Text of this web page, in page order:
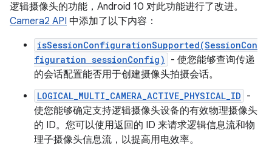
逻辑摄像头的功能，Android 10 对此功能进行了改进。
Camera2 API 中添加了以下内容：
isSessionConfigurationSupported(SessionCon
figuration sessionConfig)
- 使您能够查询传递
的会话配置能否用于创建摄像头拍摄会话。
LOGICAL_MULTI_CAMERA_ACTIVE_PHYSICAL_ID -
使您能够确定支持逻辑摄像头设备的有效物理摄像头
的 ID。您可以使用返回的 ID 来请求逻辑信息流和物
理子摄像头信息流，以提高用电效率。